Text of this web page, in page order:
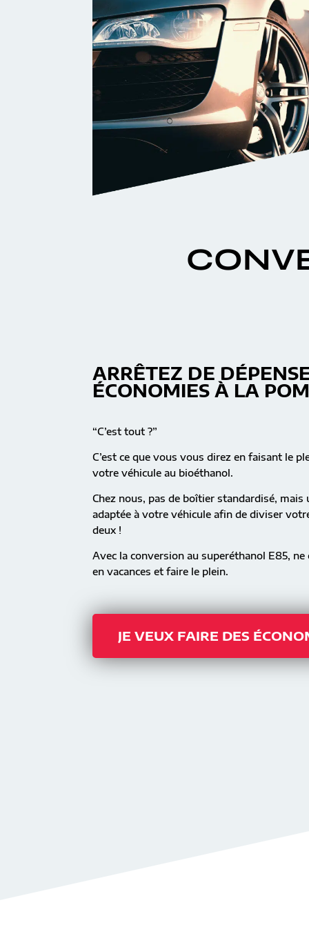
ARRÊTEZ DE
ÉCONOMIES À LA
“C’est tout ?”
C’est ce que vous vous direz en faisant le
votre véhicule au bioéthanol.
Chez nous, pas de boîtier standardisé,
adaptée à votre véhicule afin de diviser
deux !
Avec la conversion au superéthanol E85,
en vacances et faire le plein.
JE VEUX FAIRE DES